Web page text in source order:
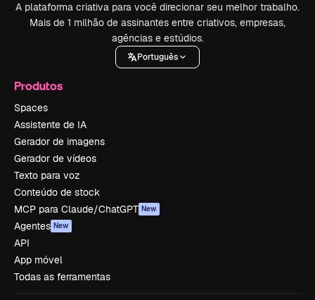
A plataforma criativa para você direcionar seu melhor trabalho.
Mais de 1 milhão de assinantes entre criativos, empresas,
agências e estúdios.
Português
Produtos
Spaces
Assistente de IA
Gerador de imagens
Gerador de vídeos
Texto para voz
Conteúdo de stock
MCP para Claude/ChatGPT New
Agentes New
API
App móvel
Todas as ferramentas